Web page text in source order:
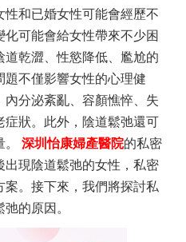
和已婚女性可能會經歷不
可能會給女性帶來不少困
乾澀、性慾降低、尷尬的
不僅影響女性的心理健
內分泌紊亂、容顏憔悴、失
狀。此外，陰道鬆弛還可
。 深圳怡康婦產醫院的私密
現陰道鬆弛的女性，私密
。接下來，我們將探討私
的原因。